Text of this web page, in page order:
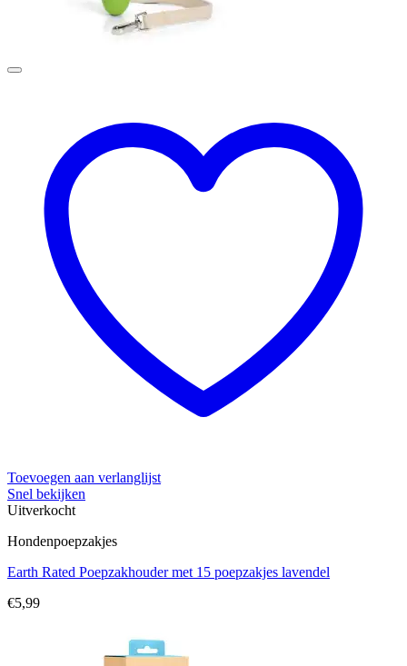
Toevoegen aan verlanglijst
Snel bekijken
Uitverkocht
Hondenpoepzakjes
Earth Rated Poepzakhouder met 15 poepzakjes lavendel
€5,99